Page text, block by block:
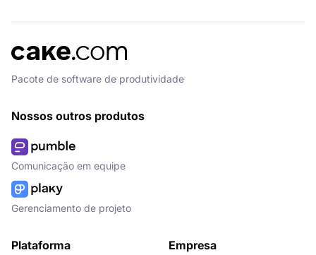
Pacote de software de produtividade
Nossos outros produtos
Comunicação em equipe
Gerenciamento de projeto
Plataforma Empresa